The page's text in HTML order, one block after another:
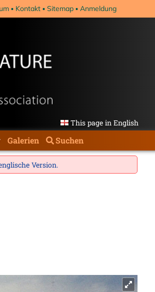
Kontakt Sitemap Anmeldung
This page in English
Galerien Suchen
Version.